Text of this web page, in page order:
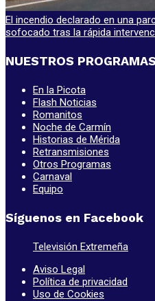
El incendio declarado en una
sofocado tras la rápida
NUESTROS PROGRAMAS
En la Picota
Flash Noticias
Romanitos
Noche de Carmín
Historias de Mérida
Retransmisiones
Otros Programas
Carnaval
Equipo
Síguenos en Facebook
Televisión Extremeña
Aviso Legal
Política de privacidad
Uso de Cookies